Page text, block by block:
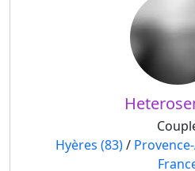
Hyères (83)/